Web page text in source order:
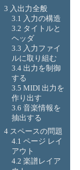
3 入出力全般
3.1 入力の構造
3.2 タイトルと
ヘッダ
3.3 入力ファイ
ルに取り組む
3.4 出力を制御
する
3.5 MIDI 出力を
作り出す
3.6 音楽情報を
抽出する
4 スペースの問題
4.1 ページ レイ
アウト
4.2 楽譜レイア